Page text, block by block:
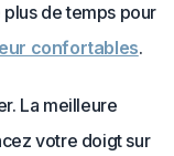
de temps pour
confortables.
La meilleure
votre doigt sur